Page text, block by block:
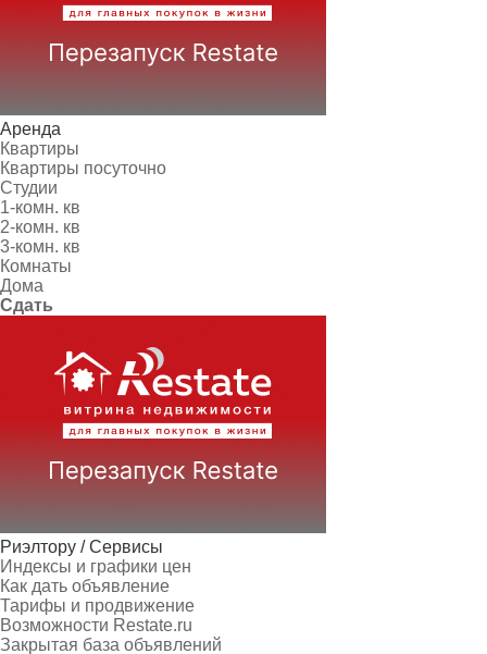
Аренда
Квартиры
Квартиры посуточно
Студии
1-комн. кв
2-комн. кв
3-комн. кв
Комнаты
Дома
Сдать
Риэлтору / Сервисы
Индексы и графики цен
Как дать объявление
Тарифы и продвижение
Возможности Restate.ru
Закрытая база объявлений